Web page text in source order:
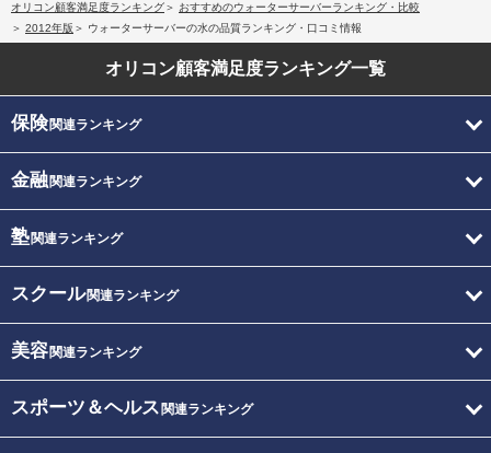
オリコン顧客満足度ランキング
おすすめのウォーターサーバーランキング・比較
2012年版
ウォーターサーバーの水の品質ランキング・口コミ情報
オリコン顧客満足度ランキング一覧
保険関連ランキング
金融関連ランキング
塾関連ランキング
スクール関連ランキング
美容関連ランキング
スポーツ＆ヘルス 関連ランキング